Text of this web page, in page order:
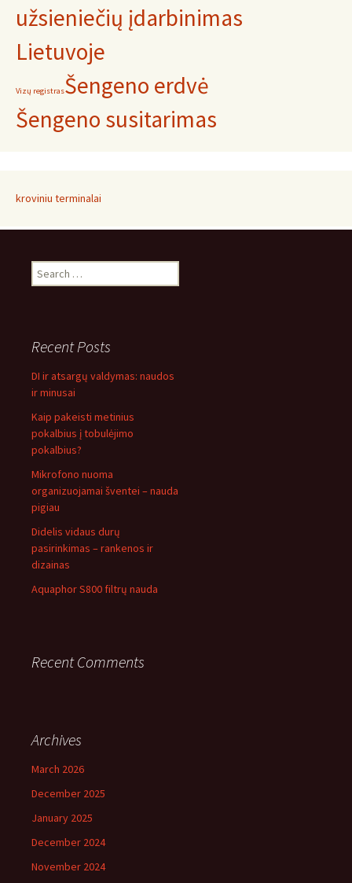
užsieniečių įdarbinimas
Lietuvoje
Vizų registrasŠengeno erdvė
Šengeno susitarimas
kroviniu terminalai
Search
for:
Recent Posts
DI ir atsargų valdymas: naudos
ir minusai
Kaip pakeisti metinius
pokalbius į tobulėjimo
pokalbius?
Mikrofono nuoma
organizuojamai šventei – nauda
pigiau
Didelis vidaus durų
pasirinkimas – rankenos ir
dizainas
Aquaphor S800 filtrų nauda
Recent Comments
Archives
March 2026
December 2025
January 2025
December 2024
November 2024